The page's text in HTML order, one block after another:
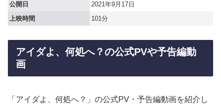
公開日
2021年9月17日
上映時間
101分
アイダよ、何処へ？の公式PVや予告編動
画
「アイダよ、何処へ？」の公式PV・予告編動画を紹介し